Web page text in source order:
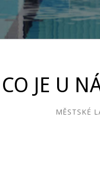
CO JE U
MĚSTSKÉ